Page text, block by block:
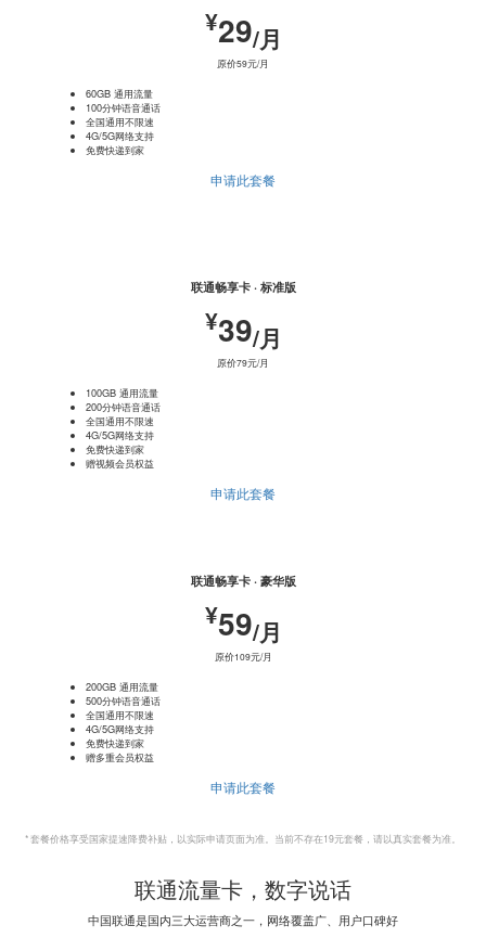
¥29/月
原价59元/月
60GB 通用流量
100分钟语音通话
全国通用不限速
4G/5G网络支持
免费快递到家
申请此套餐
联通畅享卡 · 标准版
¥39/月
原价79元/月
100GB 通用流量
200分钟语音通话
全国通用不限速
4G/5G网络支持
免费快递到家
赠视频会员权益
申请此套餐
联通畅享卡 · 豪华版
¥59/月
原价109元/月
200GB 通用流量
500分钟语音通话
全国通用不限速
4G/5G网络支持
免费快递到家
赠多重会员权益
申请此套餐
* 套餐价格享受国家提速降费补贴，以实际申请页面为准。当前不存在19元套餐，请以真实套餐为准。
联通流量卡，数字说话
中国联通是国内三大运营商之一，网络覆盖广、用户口碑好